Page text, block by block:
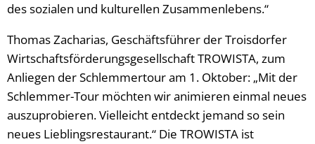
des sozialen und kulturellen Zusammenlebens.“
Thomas Zacharias, Geschäftsführer der Troisdorfer
Wirtschaftsförderungsgesellschaft TROWISTA, zum
Anliegen der Schlemmertour am 1. Oktober: „Mit der
Schlemmer-Tour möchten wir animieren einmal neues
auszuprobieren. Vielleicht entdeckt jemand so sein
neues Lieblingsrestaurant.“ Die TROWISTA ist